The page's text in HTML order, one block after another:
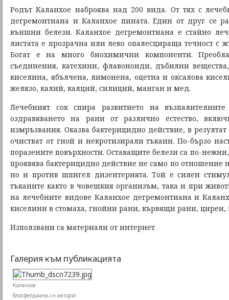
Родът Каланхое наброява над 200 вида. От тях с
дегремонтиана и Каланхое пината. Един от друг се
външни белези. Каланхое дегремонтиана е стайно
листата е прозрачна или леко опалесцираща течност с
Богат е на много биохимични компоненти.
съединения, катехини, флавоноиди, дъбилни
киселина, ябълчена, лимонена, оцетна и оксалова
желязо, калий, калций, силиций, манган и мед.
Лечебният сок спира развитието на възпалителните
оздравяването на рани от различно естество,
измръзвания. Оказва бактерицидно действие, в
очистват от гной и некротизирали тъкани. По-бързо
поразените повърхности. Оставащите белези са по-
проявява бактерицидно действие не само по отношение
но и против шпигел дизентерията. Той е силен
тъканите както в човешкия организъм, така и при
на лечебните видове Каланхое дегремонтиана и
киселини в стомаха, гнойни рани, кървящи рани,
Използвани са материали от интернет
Галерия към публикацията
Каланхое
блосфелдиана,сн.авторът